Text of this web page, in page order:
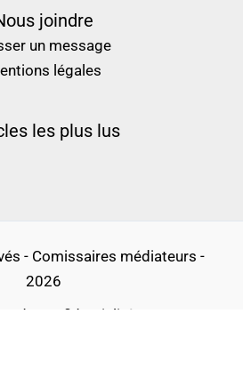
joindre
un message
légales
les plus lus
- Comissaires médiateurs -
2026
de confidentialité